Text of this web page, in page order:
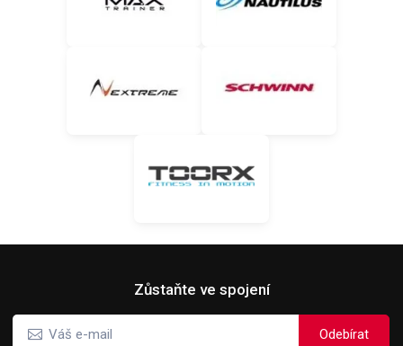
Zůstaňte ve spojení